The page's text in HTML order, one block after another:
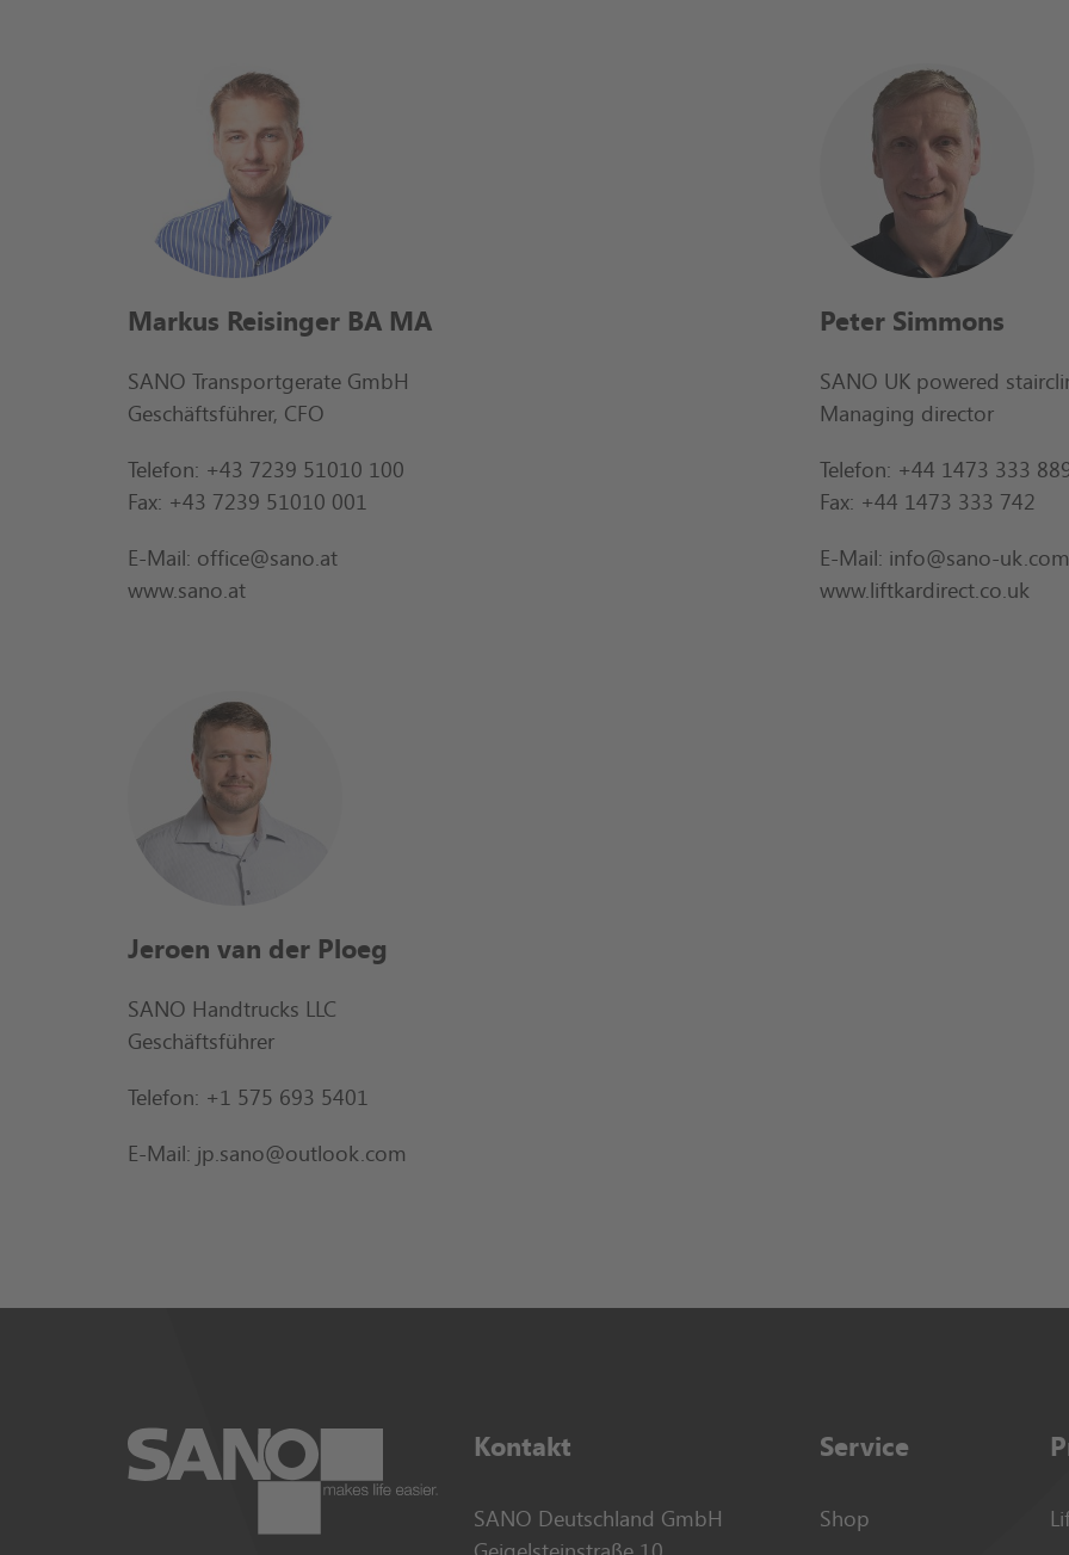
Markus Reisinger BA MA
SANO Transportgerate GmbH
Geschäftsführer, CFO
Telefon: +43 7239 51010 100
Fax: +43 7239 51010 001
E-Mail: office@sano.at
www.sano.at
Peter Simmons
SANO UK powered
Managing director
Telefon: +44 1473 333
Fax: +44 1473 333 742
E-Mail: info@sano-uk.com
www.liftkardirect.co.uk
Jeroen van der Ploeg
SANO Handtrucks LLC
Geschäftsführer
Telefon: +1 575 693 5401
E-Mail: jp.sano@outlook.com
Kontakt
SANO Deutschland GmbH
Service
Shop